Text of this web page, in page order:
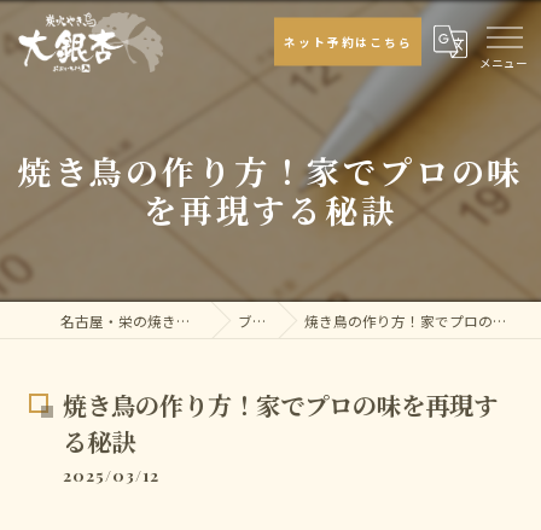
ネット予約はこちら
焼き鳥の作り方！家でプロの味
を再現する秘訣
名古屋・栄の焼き鳥なら大銀杏 ブログ 焼き鳥の作り方！家でプロの味を再現する秘訣
焼き鳥の作り方！家でプロの味を再現す
る秘訣
2025/03/12